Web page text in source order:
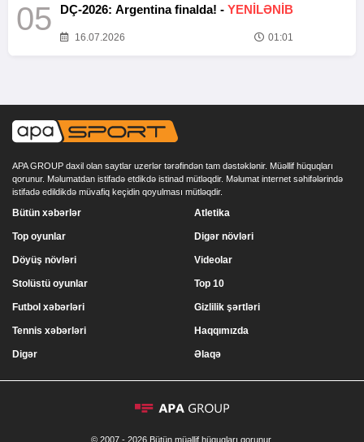
05 DÇ-2026: Argentina finalda! - YENİLƏNİB
16.07.2026 01:01
APA GROUP daxil olan saytlar uzerlər tərəfindən tam dəstəklənir. Müəllif hüquqları
qorunur. Məlumatdan istifadə etdikdə istinad mütləqdir. Məlumat internet səhifələrində
istifadə edildikdə müvafiq keçidin qoyulması mütləqdir.
Bütün xəbərlər
Top oyunlar
Döyüş növləri
Stolüstü oyunlar
Atletika
Digər növləri
Videolar
Top 10
Futbol xəbərləri
Tennis xəbərləri
Digər
Gizlilik şərtləri
Haqqımızda
Əlaqə
© 2007 - 2026 Bütün müəllif hüquqları qorunur.